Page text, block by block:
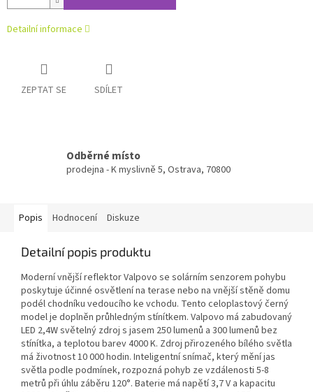
Detailní informace
ZEPTAT SE SDÍLET
Odběrné místo
prodejna - K myslivně 5, Ostrava, 70800
Popis Hodnocení Diskuze
Detailní popis produktu
Moderní vnější reflektor Valpovo se solárním senzorem pohybu
poskytuje účinné osvětlení na terase nebo na vnější stěně domu
podél chodníku vedoucího ke vchodu. Tento celoplastový černý
model je doplněn průhledným stínítkem. Valpovo má zabudovaný
LED 2,4W světelný zdroj s jasem 250 lumenů a 300 lumenů bez
stínítka, a teplotou barev 4000 K. Zdroj přirozeného bílého světla
má životnost 10 000 hodin. Inteligentní snímač, který mění jas
světla podle podmínek, rozpozná pohyb ze vzdálenosti 5-8
metrů při úhlu záběru 120°. Baterie má napětí 3,7 V a kapacitu